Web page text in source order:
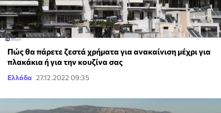
Πώς θα πάρετε ζεστά χρήματα για ανακαίνιση μέχρι για
πλακάκια ή για την κουζίνα σας
Ελλάδα 27.12.2022 09:35